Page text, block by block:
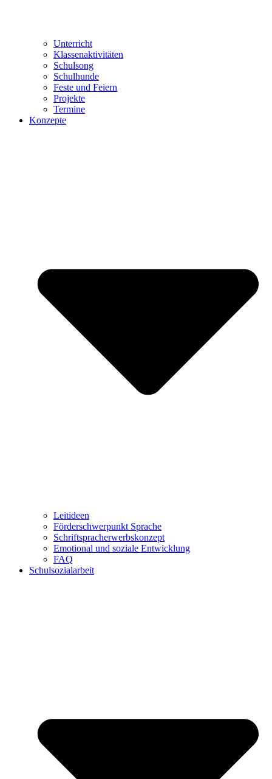
Unterricht
Klassenaktivitäten
Schulsong
Schulhunde
Feste und Feiern
Projekte
Termine
Konzepte
Leitideen
Förderschwerpunkt Sprache
Schriftspracherwerbskonzept
Emotional und soziale Entwicklung
FAQ
Schulsozialarbeit